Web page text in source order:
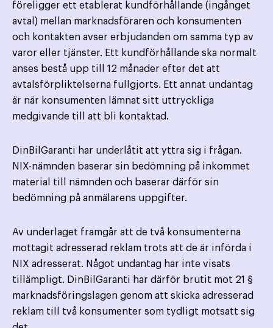
föreligger ett etablerat kundförhållande (ingånget
avtal) mellan marknadsföraren och konsumenten
och kontakten avser erbjudanden om samma typ av
varor eller tjänster. Ett kundförhållande ska normalt
anses bestå upp till 12 månader efter det att
avtalsförpliktelserna fullgjorts. Ett annat undantag
är när konsumenten lämnat sitt uttryckliga
medgivande till att bli kontaktad.
DinBilGaranti har underlåtit att yttra sig i frågan.
NIX-nämnden baserar sin bedömning på inkommet
material till nämnden och baserar därför sin
bedömning på anmälarens uppgifter.
Av underlaget framgår att de två konsumenterna
mottagit adresserad reklam trots att de är införda i
NIX adresserat. Något undantag har inte visats
tillämpligt. DinBilGaranti har därför brutit mot 21 §
marknadsföringslagen genom att skicka adresserad
reklam till två konsumenter som tydligt motsatt sig